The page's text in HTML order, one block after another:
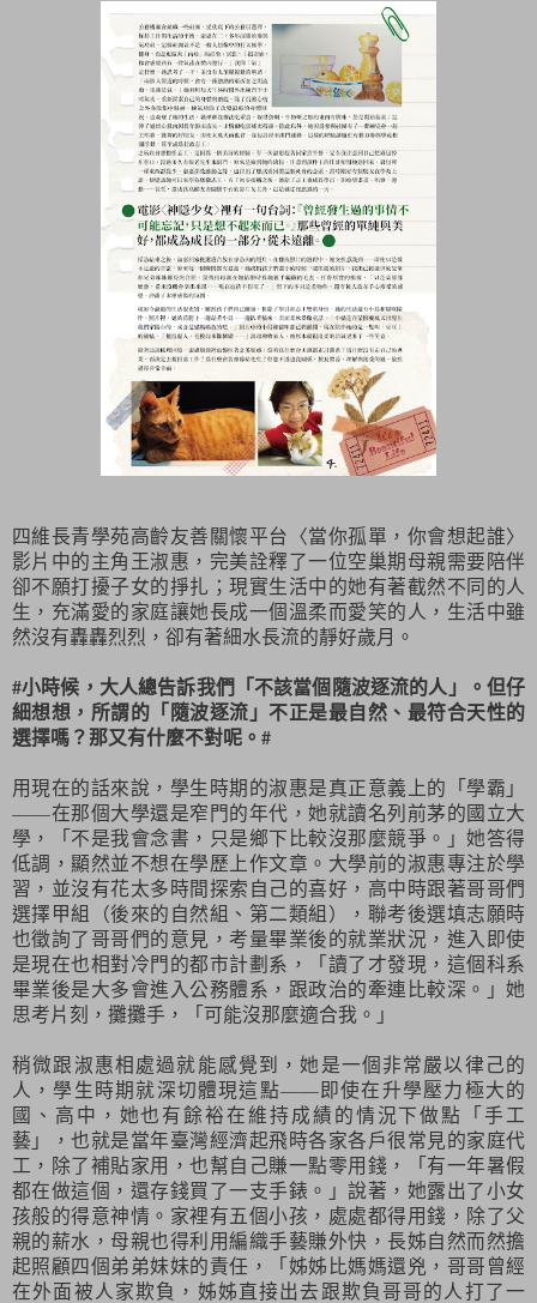
四維長青學苑高齡友善關懷平台〈當你孤單，你會想起誰〉
影片中的主角王淑惠，完美詮釋了一位空巢期母親需要陪伴
卻不願打擾子女的掙扎；現實生活中的她有著截然不同的人
生，充滿愛的家庭讓她長成一個溫柔而愛笑的人，生活中雖
然沒有轟轟烈烈，卻有著細水長流的靜好歲月。
#小時候，大人總告訴我們「不該當個隨波逐流的人」。但仔
細想想，所謂的「隨波逐流」不正是最自然、最符合天性的
選擇嗎？那又有什麼不對呢。#
用現在的話來說，學生時期的淑惠是真正意義上的「學霸」
——在那個大學還是窄門的年代，她就讀名列前茅的國立大
學，「不是我會念書，只是鄉下比較沒那麼競爭。」她答得
低調，顯然並不想在學歷上作文章。大學前的淑惠專注於學
習，並沒有花太多時間探索自己的喜好，高中時跟著哥哥們
選擇甲組（後來的自然組、第二類組），聯考後選填志願時
也徵詢了哥哥們的意見，考量畢業後的就業狀況，進入即使
是現在也相對冷門的都市計劃系，「讀了才發現，這個科系
畢業後是大多會進入公務體系，跟政治的牽連比較深。」她
思考片刻，攤攤手，「可能沒那麼適合我。」
稍微跟淑惠相處過就能感覺到，她是一個非常嚴以律己的
人，學生時期就深切體現這點——即使在升學壓力極大的
國、高中，她也有餘裕在維持成績的情況下做點「手工
藝」，也就是當年臺灣經濟起飛時各家各戶很常見的家庭代
工，除了補貼家用，也幫自己賺一點零用錢，「有一年暑假
都在做這個，還存錢買了一支手錶。」說著，她露出了小女
孩般的得意神情。家裡有五個小孩，處處都得用錢，除了父
親的薪水，母親也得利用編織手藝賺外快，長姊自然而然擔
起照顧四個弟弟妹妹的責任，「姊姊比媽媽還兇，哥哥曾經
在外面被人家欺負，姊姊直接出去跟欺負哥哥的人打了一